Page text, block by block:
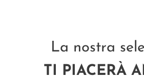
La nostra
TI PIACERÀ